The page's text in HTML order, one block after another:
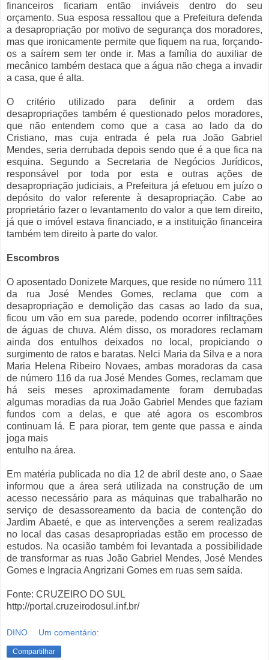
financeiros ficariam então inviáveis dentro do seu
orçamento. Sua esposa ressaltou que a Prefeitura defenda
a desapropriação por motivo de segurança dos moradores,
mas que ironicamente permite que fiquem na rua, forçando-
os a saírem sem ter onde ir. Mas a família do auxiliar de
mecânico também destaca que a água não chega a invadir
a casa, que é alta.
O critério utilizado para definir a ordem das
desapropriações também é questionado pelos moradores,
que não entendem como que a casa ao lado da do
Cristiano, mas cuja entrada é pela rua João Gabriel
Mendes, seria derrubada depois sendo que é a que fica na
esquina. Segundo a Secretaria de Negócios Jurídicos,
responsável por toda por esta e outras ações de
desapropriação judiciais, a Prefeitura já efetuou em juízo o
depósito do valor referente à desapropriação. Cabe ao
proprietário fazer o levantamento do valor a que tem direito,
já que o imóvel estava financiado, e a instituição financeira
também tem direito à parte do valor.
Escombros
O aposentado Donizete Marques, que reside no número 111
da rua José Mendes Gomes, reclama que com a
desapropriação e demolição das casas ao lado da sua,
ficou um vão em sua parede, podendo ocorrer infiltrações
de águas de chuva. Além disso, os moradores reclamam
ainda dos entulhos deixados no local, propiciando o
surgimento de ratos e baratas. Nelci Maria da Silva e a nora
Maria Helena Ribeiro Novaes, ambas moradoras da casa
de número 116 da rua José Mendes Gomes, reclamam que
há seis meses aproximadamente foram derrubadas
algumas moradias da rua João Gabriel Mendes que faziam
fundos com a delas, e que até agora os escombros
continuam lá. E para piorar, tem gente que passa e ainda
joga mais
entulho na área.
Em matéria publicada no dia 12 de abril deste ano, o Saae
informou que a área será utilizada na construção de um
acesso necessário para as máquinas que trabalharão no
serviço de desassoreamento da bacia de contenção do
Jardim Abaeté, e que as intervenções a serem realizadas
no local das casas desapropriadas estão em processo de
estudos. Na ocasião também foi levantada a possibilidade
de transformar as ruas João Gabriel Mendes, José Mendes
Gomes e Ingracia Angrizani Gomes em ruas sem saída.
Fonte: CRUZEIRO DO SUL
http://portal.cruzeirodosul.inf.br/
DINO Um comentário:
Compartilhar